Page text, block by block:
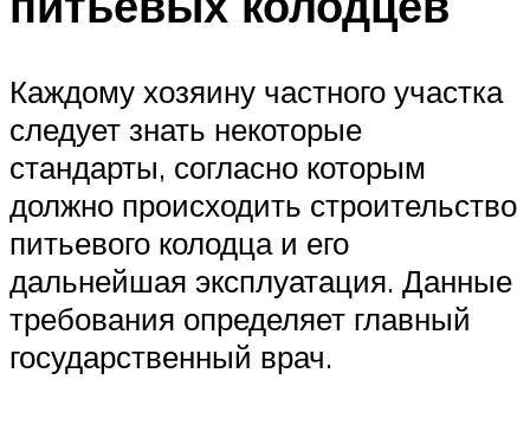
Каждому хозяину частного участка
следует знать некоторые
стандарты, согласно которым
должно происходить строительство
питьевого колодца и его
дальнейшая эксплуатация. Данные
требования определяет главный
государственный врач.